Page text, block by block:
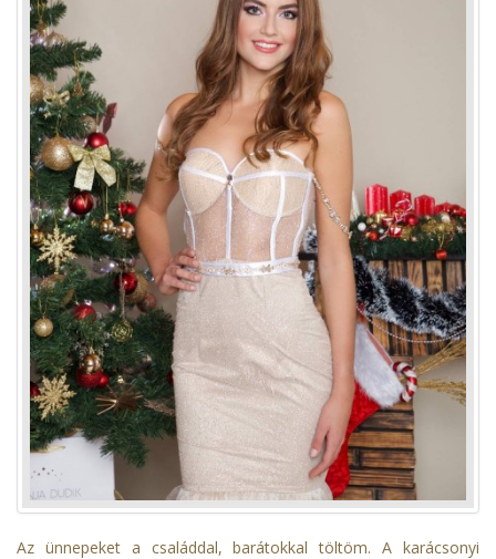
Az ünnepeket a családdal, barátokkal töltöm. A karácsonyi